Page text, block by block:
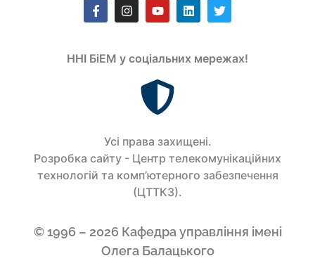
ННІ БіЕМ у соціальних мережах!
Усi права захищенi.
Розробка сайту - Центр телекомунікаційних
технологій та комп’ютерного забезпечення
(ЦТТКЗ).
© 1996 – 2026 Кафедра управління імені
Олега Балацького